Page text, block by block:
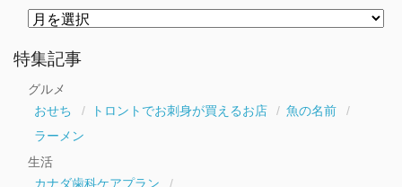
ー
カ
特集記事
グルメ
おせち
トロントでお刺身が買えるお店
魚の名前
ラーメン
生活
カナダ歯科ケアプラン